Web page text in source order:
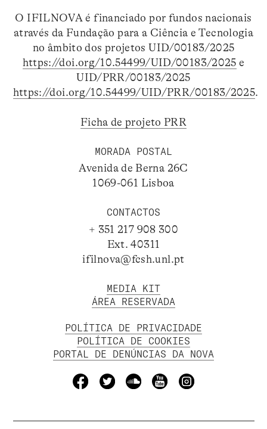
O IFILNOVA é financiado por fundos nacionais
através da Fundação para a Ciência e Tecnologia
no âmbito dos projetos UID/00183/2025
https://doi.org/10.54499/UID/00183/2025 e
UID/PRR/00183/2025
https://doi.org/10.54499/UID/PRR/00183/2025.
Ficha de projeto PRR
MORADA POSTAL
Avenida de Berna 26C
1069-061 Lisboa
CONTACTOS
+ 351 217 908 300
Ext. 40311
ifilnova@fcsh.unl.pt
MEDIA KIT
ÁREA RESERVADA
POLÍTICA DE PRIVACIDADE
POLÍTICA DE COOKIES
PORTAL DE DENÚNCIAS DA NOVA